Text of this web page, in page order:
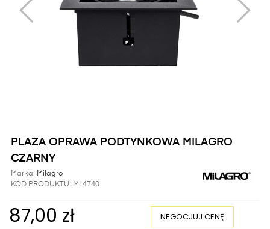
PLAZA OPRAWA PODTYNKOWA MILAGRO
CZARNY
Marka: Milagro
KOD PRODUKTU: ML4740
87,00 zł NEGOCJUJ CENĘ